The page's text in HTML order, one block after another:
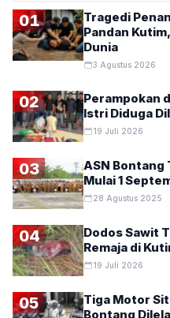
01
Tragedi
Pandan
Dunia
3 Agustus 2026
02
Perampokan
Istri Diduga
19 Juli 2026
03
ASN Bontang
Mulai 1
28 Agustus 2025
04
Dodos Sawit
Remaja di
19 Juli 2026
05
Tiga Motor
Bontang